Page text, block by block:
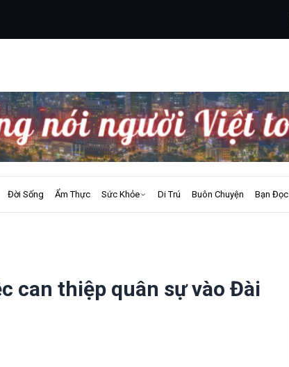
Đời Sống Ẩm Thực Sức Khỏe Di Trú Buôn Chuyện Bạn Đọc
can thiệp quân sự vào Đài